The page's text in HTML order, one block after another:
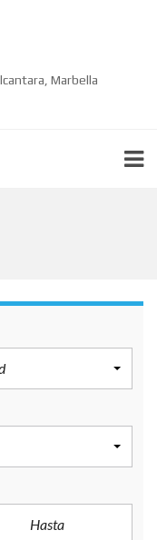
Marbella